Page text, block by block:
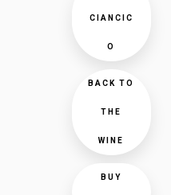
CIANCIC
O
BACK TO
THE
WINE
BUY